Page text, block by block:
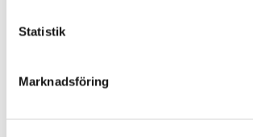
Statistik
Marknadsföring
sätt ska försöka undvika.